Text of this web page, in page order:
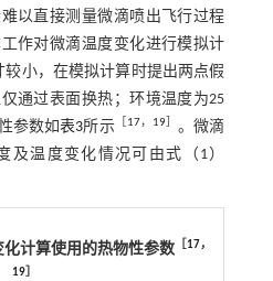
以直接测量微滴喷出飞行过程
作对微滴温度变化进行模拟计
较小，在模拟计算时提出两点假
通过表面换热；环境温度为25
参数如表3所示［ 17， 19］ 。微滴
及温度变化情况可由式（ 1 ）
计算使用的热物性参数［ 17 ，
19］